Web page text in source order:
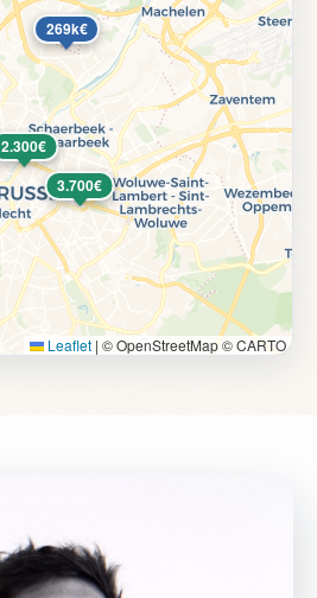
269k€
3.700€
2.300€
Leaflet | © OpenStreetMap © CARTO